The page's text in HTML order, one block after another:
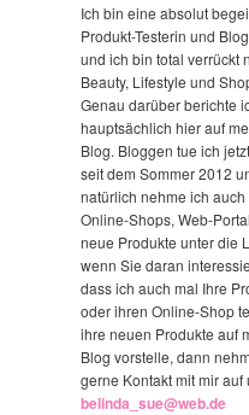
Ich bin eine absolut
Produkt-Testerin und
und ich bin total verrückt
Beauty, Lifestyle und
Genau darüber berichte
hauptsächlich hier auf
Blog. Bloggen tue ich
seit dem Sommer 2012
natürlich nehme ich auch
Online-Shops, Web-
neue Produkte unter die
wenn Sie daran
dass ich auch mal Ihre
oder ihren Online-Shop
ihre neuen Produkte auf
Blog vorstelle, dann
gerne Kontakt mit mir auf
belinda_sue@web.de